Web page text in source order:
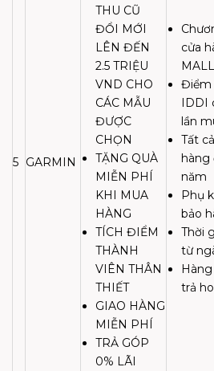
5 GARMIN
THU CŨ
ĐỔI MỚI
LÊN ĐẾN
2.5 TRIỆU
VND CHO
CÁC MẪU
ĐƯỢC
CHỌN
TẶNG QUÀ
MIỄN PHÍ
KHI MUA
HÀNG
TÍCH ĐIỂM
THÀNH
VIÊN THÂN
THIẾT
GIAO HÀNG
MIỄN PHÍ
TRẢ GÓP
0% LÃI
cửa
Điểm
IDDI
lần
Tất
hàng
năm
Phụ
bảo
Thời
từ
trả